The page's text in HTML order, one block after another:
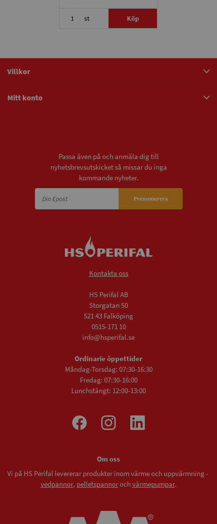
st Köp
Villkor
Mitt konto
Passa även på och anmäla dig till
nyhetsbrevsutskicket så missar du inga
kommande nyheter.
Prenumerera
Kontakta oss
HS Perifal AB
Storgatan 50
521 43 Falköping
0515-171 10
info@hsperifal.se
Ordinarie öppettider
Måndag-Torsdag: 07:30-16:30
Fredag: 07:30-16:00
Lunchstängt: 12:00-13:00
Om oss
Vi på HS Perifal levererar produkter inom värme och uppvärmning -
vedpannor, pelletspannoroch värmepumpar.